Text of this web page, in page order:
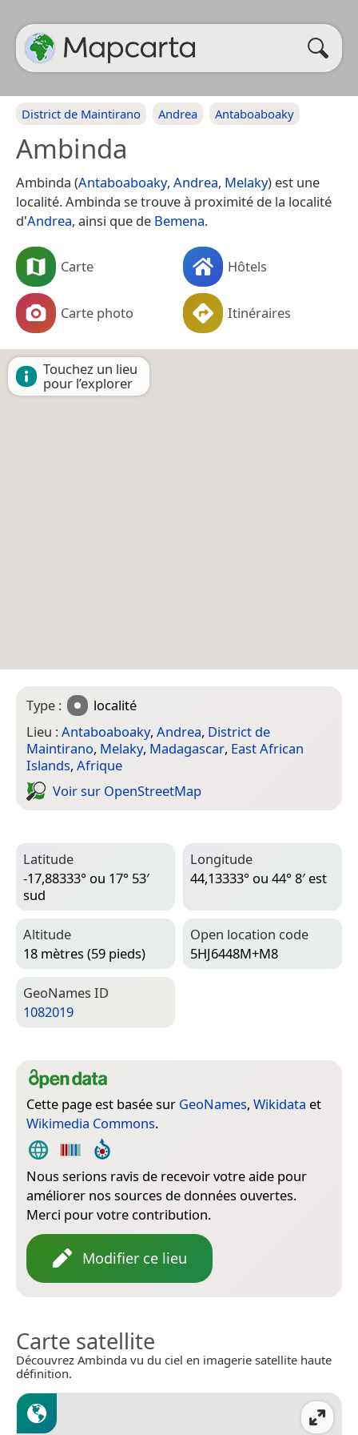
District de Maintirano Andrea Antaboaboaky
Ambinda
Ambinda (Antaboaboaky, Andrea, Melaky) est une
localité. Ambinda se trouve à proximité de la localité
d'Andrea, ainsi que de Bemena.
Carte Hôtels
Carte photo Itinéraires
Touchez un lieu
pour l’explorer
Type :
localité
Lieu :Antaboaboaky, Andrea, District de
Maintirano, Melaky, Madagascar, East African
Islands, Afrique
Voir sur Open­Street­Map
Latitude
-17,88333° ou 17° 53′
sud
Longitude
44,13333° ou 44° 8′ est
Altitude
18 mètres (59 pieds)
Open location code
5HJ6448M+M8
Geo­Names ID
1082019
Cette page est basée sur GeoNames, Wikidata et
Wikimedia Commons.
Nous serions ravis de recevoir votre aide pour
améliorer nos sources de données ouvertes.
Merci pour votre contribution.
Modifier ce lieu
Carte satellite
Découvrez Ambinda vu du ciel en imagerie satellite haute
définition.